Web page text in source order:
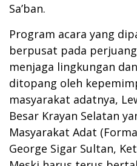
Sa’ban.
Program acara yang
berpusat pada
menjaga lingkungan
ditopang oleh
masyarakat adatnya,
Besar Krayan Selatan
Masyarakat Adat
George Sigar Sultan,